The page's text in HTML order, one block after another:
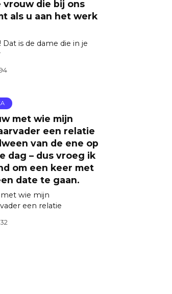
vrouw die bij ons
als u aan het werk
Dat is de dame die in je
met wie mijn
een relatie
van de ene op
dag – dus vroeg ik
om een ​​keer met
date te gaan.
wie mijn
een relatie